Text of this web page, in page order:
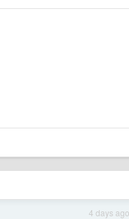
4 days ago